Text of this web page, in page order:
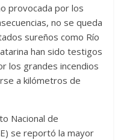
provocada por los
no se queda
sureños como Río
han sido testigos
los grandes incendios
a kilómetros de
Nacional de
se reportó la mayor